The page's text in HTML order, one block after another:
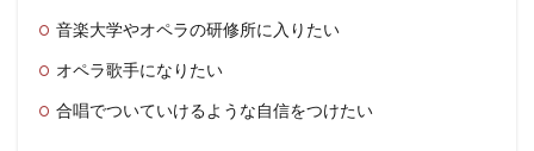
音楽大学やオペラの研修所に入りたい
オペラ歌手になりたい
合唱でついていけるような自信をつけたい